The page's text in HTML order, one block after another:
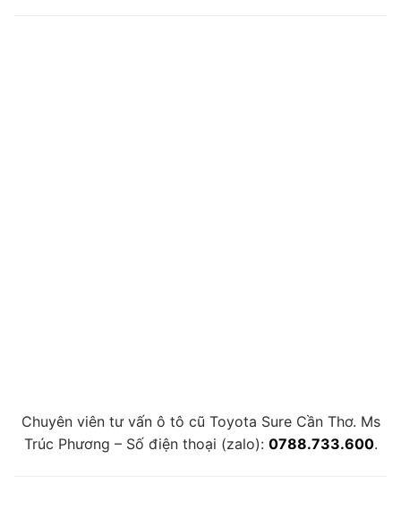
Chuyên viên tư vấn ô tô cũ Toyota Sure Cần Thơ. Ms
Trúc Phương – Số điện thoại (zalo): 0788.733.600.